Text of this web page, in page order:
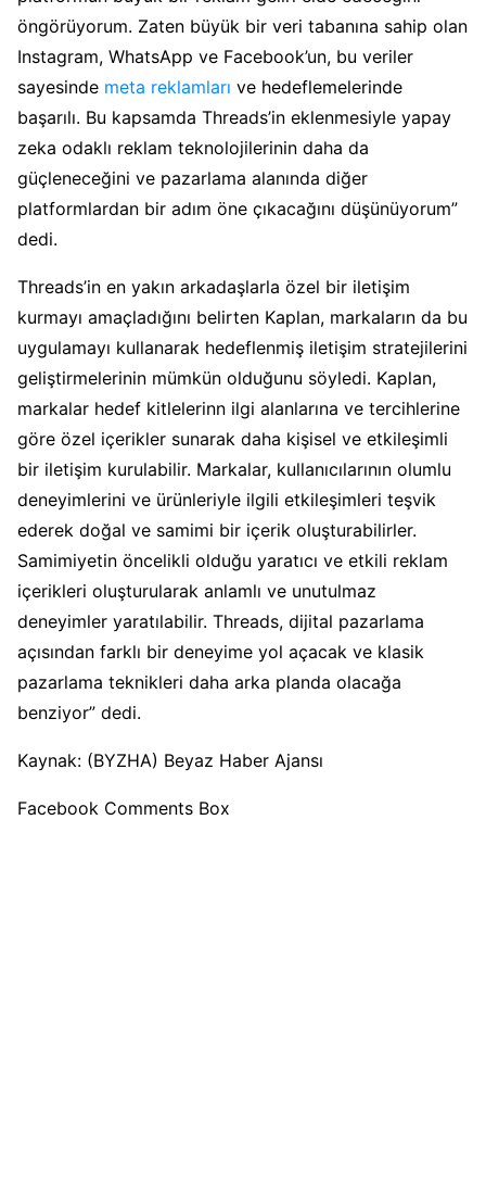
öngörüyorum. Zaten büyük bir veri tabanına sahip olan
Instagram, WhatsApp ve Facebook’un, bu veriler
sayesinde meta reklamları ve hedeflemelerinde
başarılı. Bu kapsamda Threads’in eklenmesiyle yapay
zeka odaklı reklam teknolojilerinin daha da
güçleneceğini ve pazarlama alanında diğer
platformlardan bir adım öne çıkacağını düşünüyorum”
dedi.
Threads’in en yakın arkadaşlarla özel bir iletişim
kurmayı amaçladığını belirten Kaplan, markaların da bu
uygulamayı kullanarak hedeflenmiş iletişim stratejilerini
geliştirmelerinin mümkün olduğunu söyledi. Kaplan,
markalar hedef kitlelerinn ilgi alanlarına ve tercihlerine
göre özel içerikler sunarak daha kişisel ve etkileşimli
bir iletişim kurulabilir. Markalar, kullanıcılarının olumlu
deneyimlerini ve ürünleriyle ilgili etkileşimleri teşvik
ederek doğal ve samimi bir içerik oluşturabilirler.
Samimiyetin öncelikli olduğu yaratıcı ve etkili reklam
içerikleri oluşturularak anlamlı ve unutulmaz
deneyimler yaratılabilir. Threads, dijital pazarlama
açısından farklı bir deneyime yol açacak ve klasik
pazarlama teknikleri daha arka planda olacağa
benziyor” dedi.
Kaynak: (BYZHA) Beyaz Haber Ajansı
Facebook Comments Box